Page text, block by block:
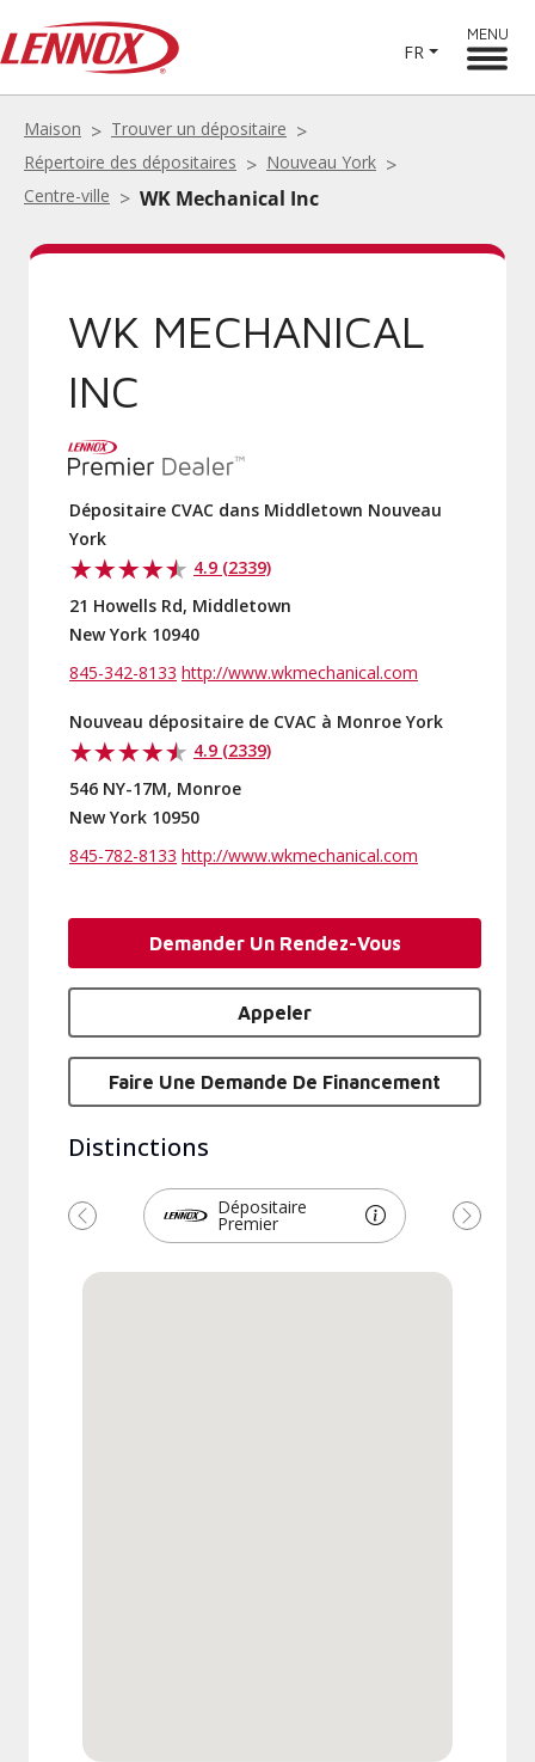
FR
MENU
Maison
Trouver un dépositaire
Répertoire des dépositaires
Nouveau York
Centre-ville
WK Mechanical Inc
WK MECHANICAL
INC
Dépositaire CVAC dans Middletown Nouveau
York
4.9 (2339)
21 Howells Rd, Middletown
New York 10940
845-342-8133 http://www.wkmechanical.com
Nouveau dépositaire de CVAC à Monroe York
4.9 (2339)
546 NY-17M, Monroe
New York 10950
845-782-8133 http://www.wkmechanical.com
Demander Un Rendez-Vous
Appeler
Faire Une Demande De Financement
Distinctions
Dépositaire
Premier
Précédent Suivant